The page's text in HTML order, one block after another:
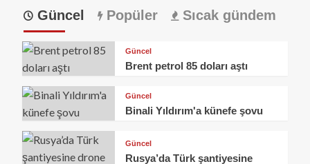
Güncel Popüler Sıcak gündem
Güncel
Brent petrol 85 doları aştı
Güncel
Binali Yıldırım'a künefe şovu
Güncel
Rusya’da Türk şantiyesine